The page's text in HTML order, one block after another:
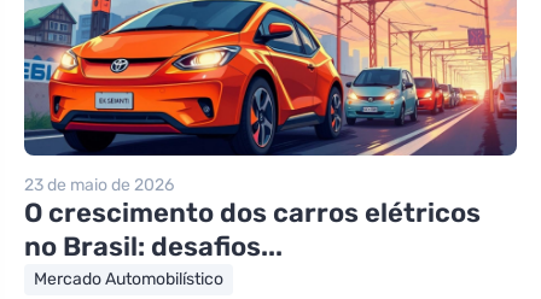
23 de maio de 2026
O crescimento dos carros elétricos
no Brasil: desafios...
Mercado Automobilístico